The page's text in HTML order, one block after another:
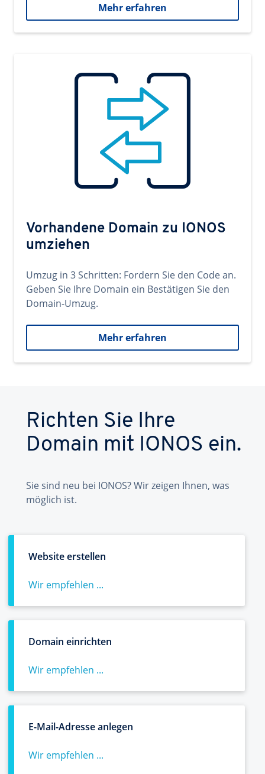
Mehr erfahren
Vorhandene Domain zu IONOS
umziehen
Umzug in 3 Schritten: Fordern Sie den Code an.
Geben Sie Ihre Domain ein Bestätigen Sie den
Domain-Umzug.
Mehr erfahren
Richten Sie Ihre
Domain mit IONOS ein.
Sie sind neu bei IONOS? Wir zeigen Ihnen, was
möglich ist.
Website erstellen
Wir empfehlen ...
Domain einrichten
Wir empfehlen ...
E-Mail-Adresse anlegen
Wir empfehlen ...